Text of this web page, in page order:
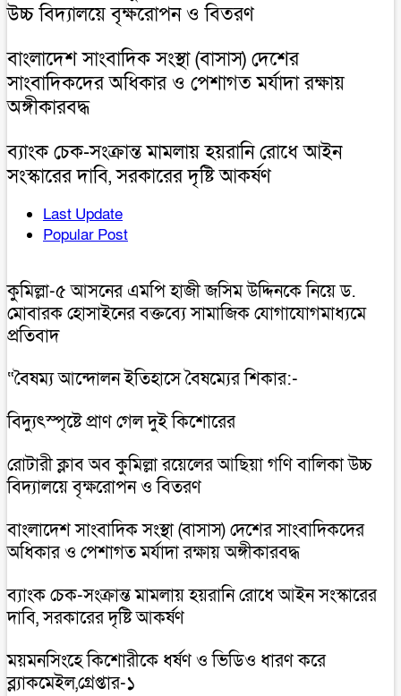
উচ্চ বিদ্যালয়ে বৃক্ষরোপন ও বিতরণ
বাংলাদেশ সাংবাদিক সংস্থা (বাসাস) দেশের
সাংবাদিকদের অধিকার ও পেশাগত মর্যাদা রক্ষায়
অঙ্গীকারবদ্ধ
ব্যাংক চেক-সংক্রান্ত মামলায় হয়রানি রোধে আইন
সংস্কারের দাবি, সরকারের দৃষ্টি আকর্ষণ
Last Update
Popular Post
কুমিল্লা-৫ আসনের এমপি হাজী জসিম উদ্দিনকে নিয়ে ড.
মোবারক হোসাইনের বক্তব্যে সামাজিক যোগাযোগমাধ্যমে
প্রতিবাদ
“বৈষম্য আন্দোলন ইতিহাসে বৈষম্যের শিকার:-
বিদ্যুৎস্পৃষ্টে প্রাণ গেল দুই কিশোরের
রোটারী ক্লাব অব কুমিল্লা রয়েলের আছিয়া গণি বালিকা উচ্চ
বিদ্যালয়ে বৃক্ষরোপন ও বিতরণ
বাংলাদেশ সাংবাদিক সংস্থা (বাসাস) দেশের সাংবাদিকদের
অধিকার ও পেশাগত মর্যাদা রক্ষায় অঙ্গীকারবদ্ধ
ব্যাংক চেক-সংক্রান্ত মামলায় হয়রানি রোধে আইন সংস্কারের
দাবি, সরকারের দৃষ্টি আকর্ষণ
ময়মনসিংহে কিশোরীকে ধর্ষণ ও ভিডিও ধারণ করে
ব্ল্যাকমেইল,গ্রেপ্তার-১